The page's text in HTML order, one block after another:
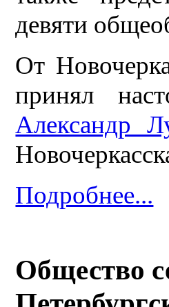
девяти
От
принял
Александр
Подробнее...
Общество